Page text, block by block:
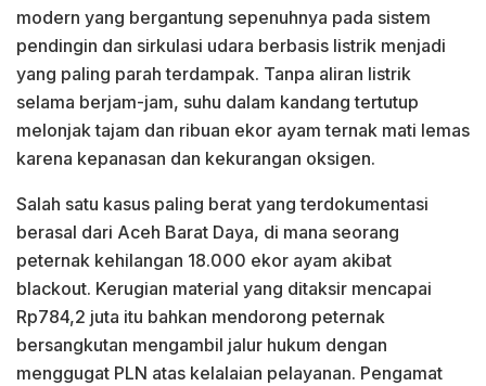
modern yang bergantung sepenuhnya pada sistem
pendingin dan sirkulasi udara berbasis listrik menjadi
yang paling parah terdampak. Tanpa aliran listrik
selama berjam-jam, suhu dalam kandang tertutup
melonjak tajam dan ribuan ekor ayam ternak mati lemas
karena kepanasan dan kekurangan oksigen.
Salah satu kasus paling berat yang terdokumentasi
berasal dari Aceh Barat Daya, di mana seorang
peternak kehilangan 18.000 ekor ayam akibat
blackout. Kerugian material yang ditaksir mencapai
Rp784,2 juta itu bahkan mendorong peternak
bersangkutan mengambil jalur hukum dengan
menggugat PLN atas kelalaian pelayanan. Pengamat